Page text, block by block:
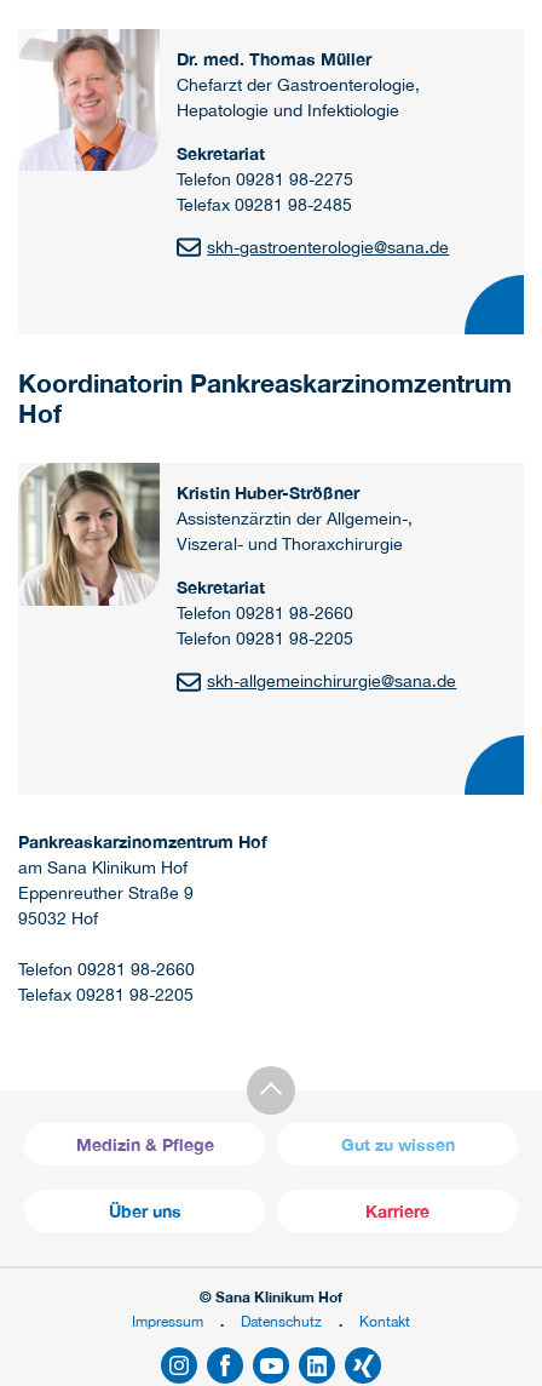
Dr. med. Thomas Müller
Chefarzt der Gastroenterologie,
Hepatologie und Infektiologie
Sekretariat
Telefon 09281 98-2275
Telefax 09281 98-2485
skh-gastroenterologie@sana.de
Koordinatorin Pankreaskarzinomzentrum
Hof
Kristin Huber-Strößner
Assistenzärztin der Allgemein-,
Viszeral- und Thoraxchirurgie
Sekretariat
Telefon 09281 98-2660
Telefon 09281 98-2205
skh-allgemeinchirurgie@sana.de
Pankreaskarzinomzentrum Hof
am Sana Klinikum Hof
Eppenreuther Straße 9
95032 Hof
Telefon 09281 98-2660
Telefax 09281 98-2205
Medizin & Pflege Gut zu wissen
Über uns Karriere
© Sana Klinikum Hof
Impressum
Datenschutz Kontakt